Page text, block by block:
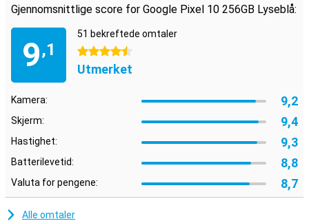
Ideell med andre Google-enheter
Pixel 10 fungerer uanstrengt med andre enheter i Googles
økosystem. Tenk på Pixel Watch 4 eller Pixel Buds 2 Pro, som du
enkelt kan koble sammen for ekstra bekvemmelighet. Varsler,
medier og innstillinger synkroniseres automatisk mellom enhetene
dine. Takket være Google Assistant og smarte integrasjoner har du
dine, bare fra lommen.
Gjennomsnittlige score for Google Pixel 10 256GB Lyseblå:
9,1
51 bekreftede omtaler
4.5 stjerner
Utmerket
Kamera: 9,2
Skjerm: 9,4
Hastighet: 9,3
Batterilevetid: 8,8
Valuta for pengene: 8,7
Alle omtaler